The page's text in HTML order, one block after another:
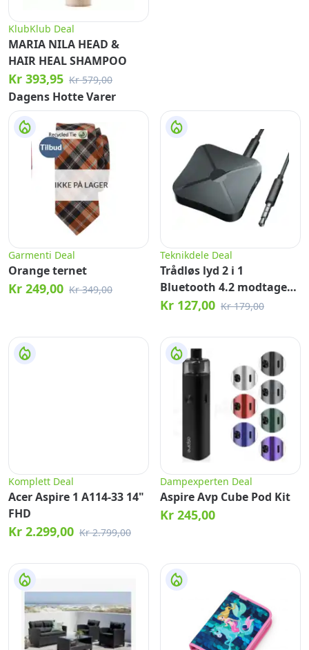
KlubKlub Deal
MARIA NILA HEAD &
HAIR HEAL SHAMPOO
Kr 393,95 Kr 579,00
Dagens Hotte Varer
Garmenti Deal
Orange ternet
Kr 249,00 Kr 349,00
Teknikdele Deal
Trådløs lyd 2 i 1
Bluetooth 4.2 modtager
og sender
Kr 127,00 Kr 179,00
Komplett Deal
Acer Aspire 1 A114-33 14"
FHD
Kr 2.299,00 Kr 2.799,00
Dampexperten Deal
Aspire Avp Cube Pod Kit
Kr 245,00